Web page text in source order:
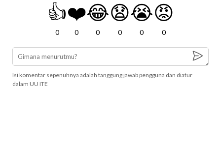
👍
0
❤️
0
😂
0
😧
0
😭
0
😡
0
Isi komentar sepenuhnya adalah tanggung jawab pengguna dan diatur
dalam UU ITE